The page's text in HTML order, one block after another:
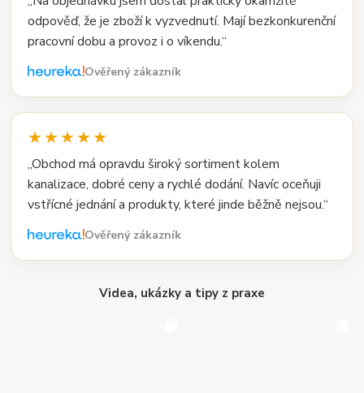
odpověď, že je zboží k vyzvednutí. Mají bezkonkurenční
pracovní dobu a provoz i o víkendu.“
Ověřený zákazník
★★★★★
„Obchod má opravdu široký sortiment kolem
kanalizace, dobré ceny a rychlé dodání. Navíc oceňuji
vstřícné jednání a produkty, které jinde běžně nejsou.“
Ověřený zákazník
Videa, ukázky a tipy z praxe